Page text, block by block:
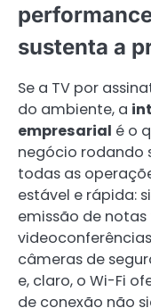
sustenta a
Se a TV por
do ambiente, a
empresarial é o
negócio rodando
todas as
estável e rápida:
emissão de
câmeras de
e, claro, o Wi-Fi
de conexão não